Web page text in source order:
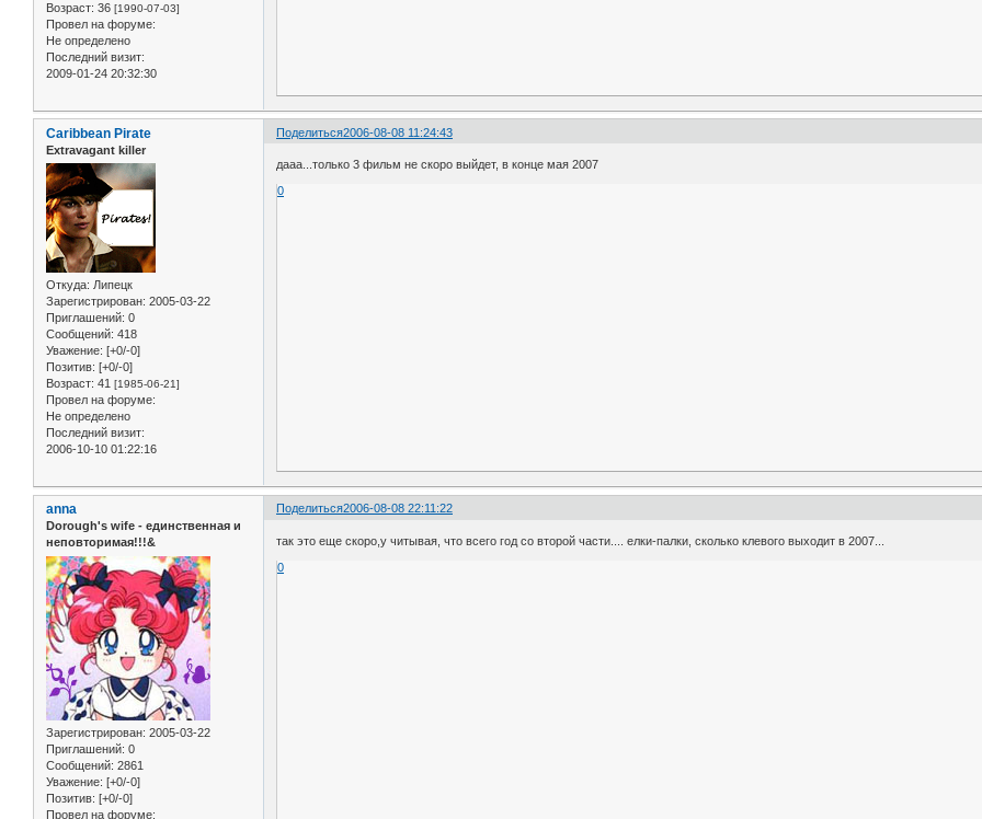
Возраст: 36 [1990-07-03]
Провел на форуме:
Не определено
Последний визит:
2009-01-24 20:32:30
Поделиться2006-08-08 11:24:43
Caribbean Pirate
Extravagant killer
Откуда: Липецк
Зарегистрирован: 2005-03-22
Приглашений: 0
Сообщений: 418
Уважение: [+0/-0]
Позитив: [+0/-0]
Возраст: 41 [1985-06-21]
Провел на форуме:
Не определено
Последний визит:
2006-10-10 01:22:16
дааа...только 3 фильм не скоро выйдет, в конце мая 2007
0
Поделиться2006-08-08 22:11:22
anna
Dorough's wife - единственная и
неповторимая!!!&
Зарегистрирован: 2005-03-22
Приглашений: 0
Сообщений: 2861
Уважение: [+0/-0]
Позитив: [+0/-0]
Провел на форуме:
так это еще скоро,у читывая, что всего год со второй части.... елки-палки, сколько клевого выходит в 2007...
0